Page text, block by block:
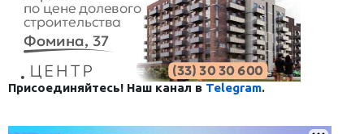
Присоединяйтесь! Наш канал в Telegram.